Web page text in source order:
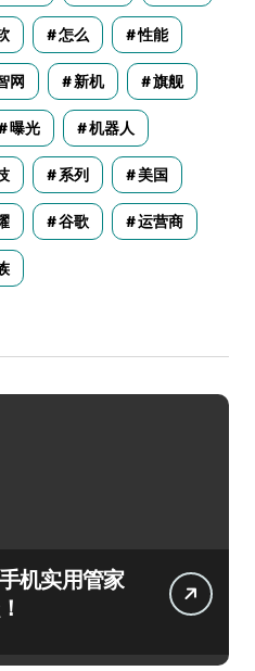
怎么 性能
网 新机 旗舰
曝光 机器人
系列 美国
谷歌 运营商
机实用管家